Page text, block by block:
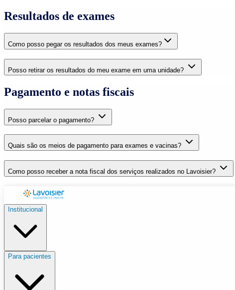
Resultados de exames
Como posso pegar os resultados dos meus exames?
Posso retirar os resultados do meu exame em uma unidade?
Pagamento e notas fiscais
Posso parcelar o pagamento?
Quais são os meios de pagamento para exames e vacinas?
Como posso receber a nota fiscal dos serviços realizados no Lavoisier?
Institucional
Para pacientes